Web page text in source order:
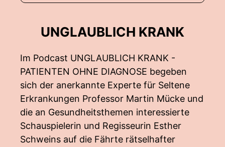
UNGLAUBLICH KRANK
Im Podcast UNGLAUBLICH KRANK -
PATIENTEN OHNE DIAGNOSE begeben
sich der anerkannte Experte für Seltene
Erkrankungen Professor Martin Mücke und
die an Gesundheitsthemen interessierte
Schauspielerin und Regisseurin Esther
Schweins auf die Fährte rätselhafter